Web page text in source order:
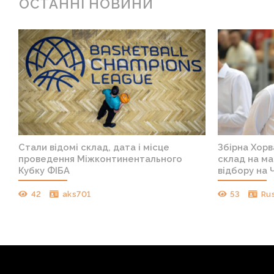
ОСТАННІ НОВИНИ
Стали відомі склад, дата і місце
проведення Міжконтинентального
Кубку ФІБА
42 aks701
Збірна
склад на
відбору на
53